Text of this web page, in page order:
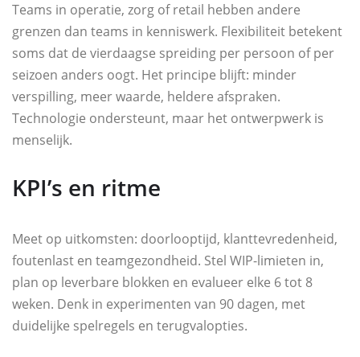
Teams in operatie, zorg of retail hebben andere
grenzen dan teams in kenniswerk. Flexibiliteit betekent
soms dat de vierdaagse spreiding per persoon of per
seizoen anders oogt. Het principe blijft: minder
verspilling, meer waarde, heldere afspraken.
Technologie ondersteunt, maar het ontwerpwerk is
menselijk.
KPI’s en ritme
Meet op uitkomsten: doorlooptijd, klanttevredenheid,
foutenlast en teamgezondheid. Stel WIP-limieten in,
plan op leverbare blokken en evalueer elke 6 tot 8
weken. Denk in experimenten van 90 dagen, met
duidelijke spelregels en terugvalopties.